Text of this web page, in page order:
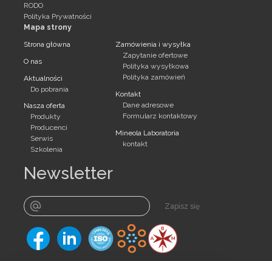
RODO
Polityka Prywatności
Mapa strony
Strona główna
O nas
Aktualności
Do pobrania
Nasza oferta
Produkty
Producenci
Serwis
Szkolenia
Zamówienia i wysyłka
Zapytanie ofertowe
Polityka wysyłkowa
Polityka zamówień
Kontakt
Dane adresowe
Formularz kontaktowy
Mineola Laboratoria
kontakt
Newsletter
Zapisz się